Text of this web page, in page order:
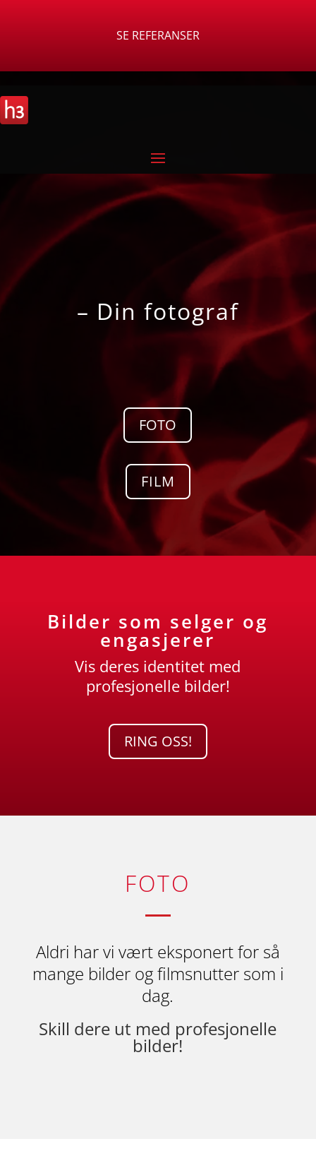
SE REFERANSER
– Din fotograf
FOTO
FILM
Bilder som selger og
engasjerer
Vis deres identitet med
profesjonelle bilder!
RING OSS!
FOTO
Aldri har vi vært eksponert for så
mange bilder og filmsnutter som i
dag.
Skill dere ut med profesjonelle
bilder!